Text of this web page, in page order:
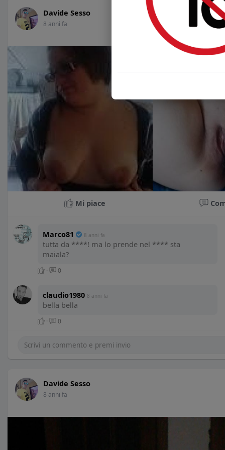
Davide Sesso
8 anni fa
Mi piace
Marco81 8 anni fa
tutta da ****! ma lo prende nel **** sta
maiala?
· 0
claudio1980 8 anni fa
bella bella
· 0
Davide Sesso
8 anni fa